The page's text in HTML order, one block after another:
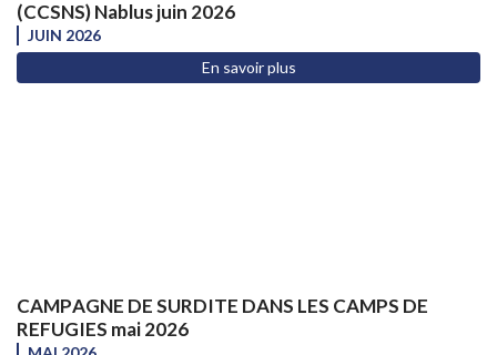
(CCSNS) Nablus juin 2026
JUIN 2026
En savoir plus
CAMPAGNE DE SURDITE DANS LES CAMPS DE
REFUGIES mai 2026